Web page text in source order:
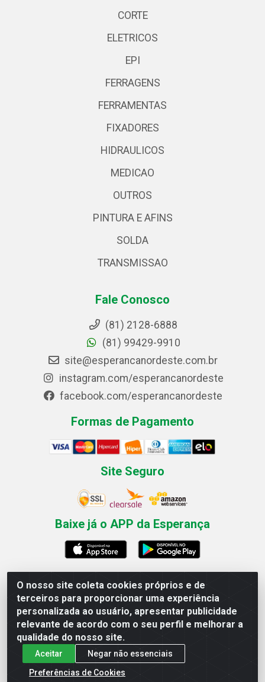
O nosso site coleta cookies próprios e de
terceiros para proporcionar uma experiência
personalizada ao usuário, apresentar publicidade
relevante de acordo com o seu perfil e melhorar a
qualidade do nosso site.
Aceitar
Negar não essenciais
Preferências de Cookies
CORTE
ELETRICOS
EPI
FERRAGENS
FERRAMENTAS
FIXADORES
HIDRAULICOS
MEDICAO
OUTROS
PINTURA E AFINS
SOLDA
TRANSMISSAO
Fale Conosco
(81) 2128-6888
(81) 99429-9910
site@esperancanordeste.com.br
instagram.com/esperancanordeste
facebook.com/esperancanordeste
Formas de Pagamento
Site Seguro
Baixe já o APP da Esperança
Esperança Nordeste - Rua Professor Caldas Filho, 291 -
Estância - Recife / PE CEP: 50771-335 - CNPJ
03.666.136/0001-23